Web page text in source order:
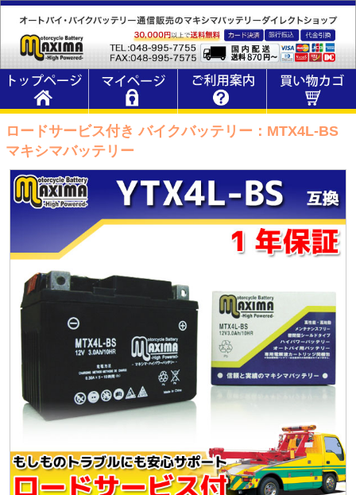
ロードサービス付き バイクバッテリー：MTX4L-BS
マキシマバッテリー